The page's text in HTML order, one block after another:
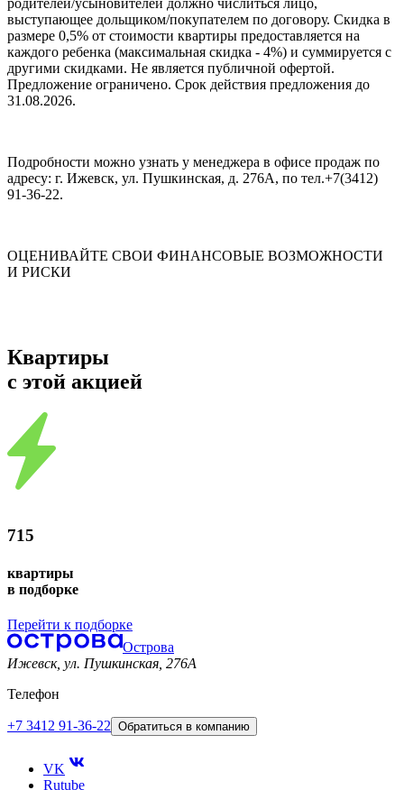
выступающее дольщиком/покупателем по договору. Скидка в
размере 0,5% от стоимости квартиры предоставляется на
каждого ребенка (максимальная скидка - 4%) и суммируется с
другими скидками. Не является публичной офертой.
Предложение ограничено. Срок действия предложения до
31.08.2026.
Подробности можно узнать у менеджера в офисе продаж по
адресу: г. Ижевск, ул. Пушкинская, д. 276А, по тел.+7(3412)
91-36-22.
ОЦЕНИВАЙТЕ СВОИ ФИНАНСОВЫЕ ВОЗМОЖНОСТИ
И РИСКИ
Квартиры
с этой акцией
715
квартиры
в подборке
Перейти к подборке
Острова
Ижевск, ул. Пушкинская, 276A
Телефон
+7 3412 91-36-22 Обратиться в компанию
VK
Rutube